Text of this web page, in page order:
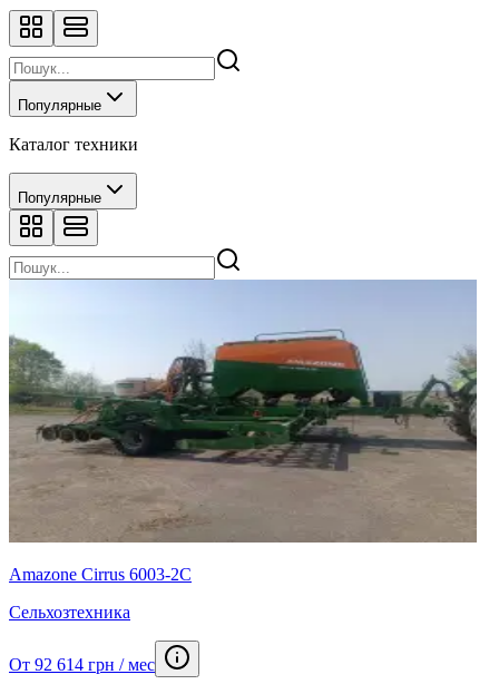
Популярные
Каталог техники
Популярные
Amazone Cirrus 6003-2C
Сельхозтехника
От 92 614 грн / мес